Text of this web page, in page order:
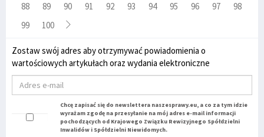
88
89 90 91 92 93 94 95 96 97
98
99
100
Zostaw swój adres aby otrzymywać powiadomienia o
wartościowych artykułach oraz wydania elektroniczne
Chcę zapisać się do newslettera naszesprawy.eu, a co za tym idzie
wyrażam zgodę na przesyłanie na mój adres e-mail informacji
pochodzących od Krajowego Związku Rewizyjnego Spółdzielni
Inwalidów i Spółdzielni Niewidomych.